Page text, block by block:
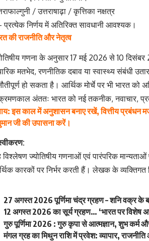
/ उत्तराषाढ़ा / कृत्तिका नक्षत्र
निर्णय में अतिरिक्त सावधानी आवश्यक।
की राजनीति और नेतृत्व
गणना के अनुसार 17 मई 2026 से 10
मतभेद, रणनीतिक दबाव या स्वास्थ्य संबंधी
हो सकता है। आर्थिक मोर्चे पर भी भारत
अंततः भारत को नई तकनीक, नवाचार,
इस काल में अनुशासन बनाए रखें, वित्तीय प्रबंधन
जी की उपासना करें।
विश्लेषण ज्योतिषीय गणनाओं एवं पारंपरिक
कारकों पर निर्भर करती हैं। लेखक के व्यक्तिगत
27 अगस्त 2026 पूर्णिमा चंद्र ग्रहण – शनि वक्र के
12 अगस्त 2026 का सूर्य ग्रहण… ‘भारत पर विशेष
गुरु पूर्णिमा 2026 : गुरु कृपा से आत्मज्ञान, शुभ कर्म
मंगल ग्रह का मिथुन राशि में प्रवेश: व्यापार,